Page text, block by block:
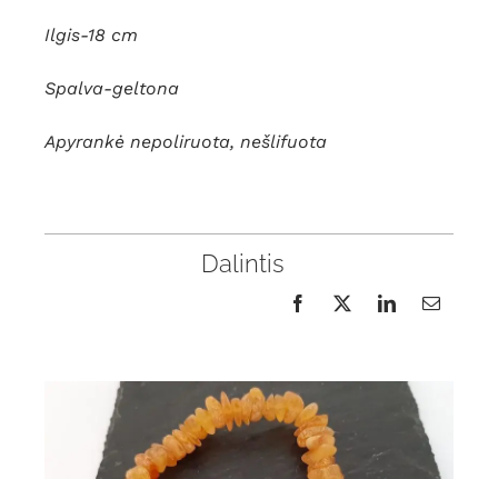
Ilgis-18 cm
Spalva-geltona
Apyrankė nepoliruota, nešlifuota
Dalintis